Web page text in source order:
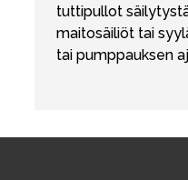
tuttipullot
maitosäiliöt tai
tai pumppauksen